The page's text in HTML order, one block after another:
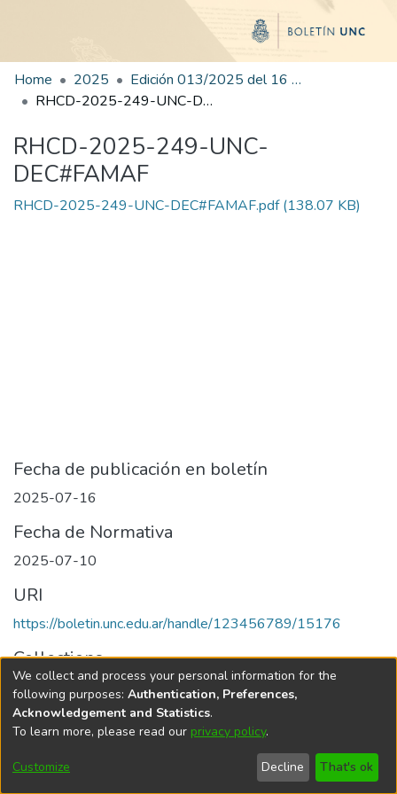
Home 2025
Edición 013/2025 del 16 de julio de 2025
RHCD-2025-249-UNC-DEC#FAMAF
RHCD-2025-249-UNC-
DEC#FAMAF
RHCD-2025-249-UNC-DEC#FAMAF.pdf(138.07 KB)
Fecha de publicación en boletín
2025-07-16
Fecha de Normativa
2025-07-10
URI
https://boletin.unc.edu.ar/handle/123456789/15176
Collections
Edición 013/2025 del 16 de julio de 2025
Universidad Nacional de Córdoba
We collect and process your personal information for the
following purposes: Authentication, Preferences,
Acknowledgement and Statistics.
To learn more, please read our privacy policy.
Customize Decline That's ok